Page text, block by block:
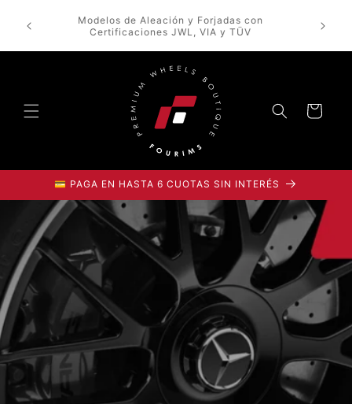
directamente
al contenido
Modelos de Aleación y Forjadas con
Certificaciones JWL, VIA y TÜV
Carrito
💳 PAGA EN HASTA 6 CUOTAS SIN INTERÉS